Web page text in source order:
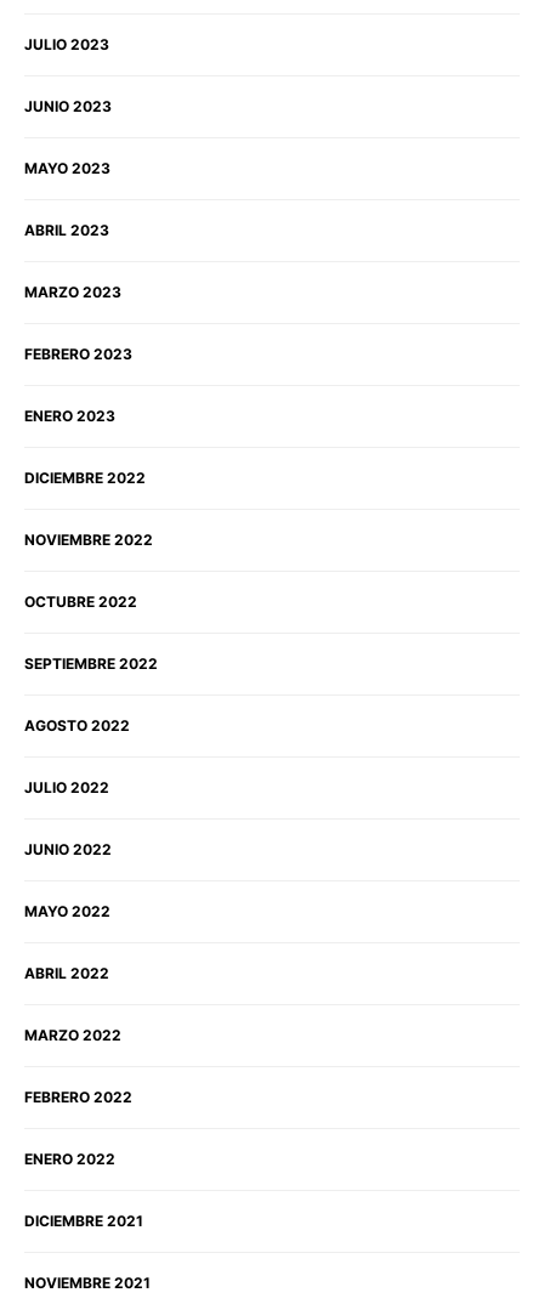
JULIO 2023
JUNIO 2023
MAYO 2023
ABRIL 2023
MARZO 2023
FEBRERO 2023
ENERO 2023
DICIEMBRE 2022
NOVIEMBRE 2022
OCTUBRE 2022
SEPTIEMBRE 2022
AGOSTO 2022
JULIO 2022
JUNIO 2022
MAYO 2022
ABRIL 2022
MARZO 2022
FEBRERO 2022
ENERO 2022
DICIEMBRE 2021
NOVIEMBRE 2021